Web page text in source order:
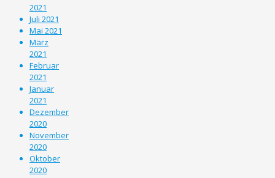
2021
Juli 2021
Mai 2021
März
2021
Februar
2021
Januar
2021
Dezember
2020
November
2020
Oktober
2020